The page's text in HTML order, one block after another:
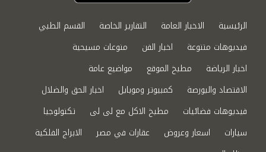
الرئيسية الاخبار العامة التقارير الخاصة
القسم الطبي
فيديوهات متنوعة
اخبار الفن
منوعات مسيحية
اخبار الرياضة
مطبخ الموقع
مواضيع عامة
الاقتصاد والبورصة
كمبيوتر وموبايل
اخبار الحق والضلال
فيديوهات فضائيات
مطبخ الاكل مع لى لى
تكنولوجيا
سيارات
اسعار وعروض عقارات في مصر
الابراج الفلكية